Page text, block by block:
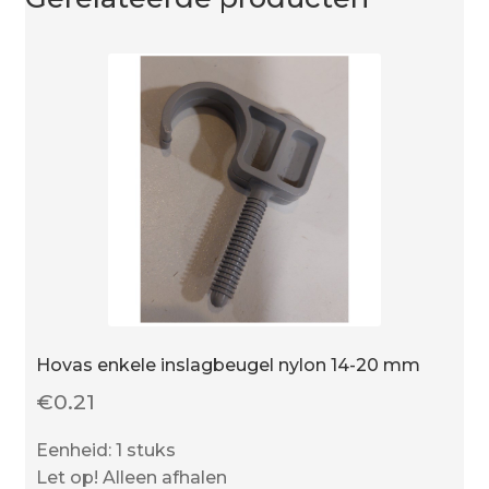
Hovas enkele inslagbeugel nylon 14-20 mm
€0.21
Eenheid: 1 stuks
Let op! Alleen afhalen